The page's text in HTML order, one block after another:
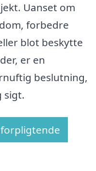
Uanset om
forbedre
blot beskytte
er en
beslutning,
sigt.